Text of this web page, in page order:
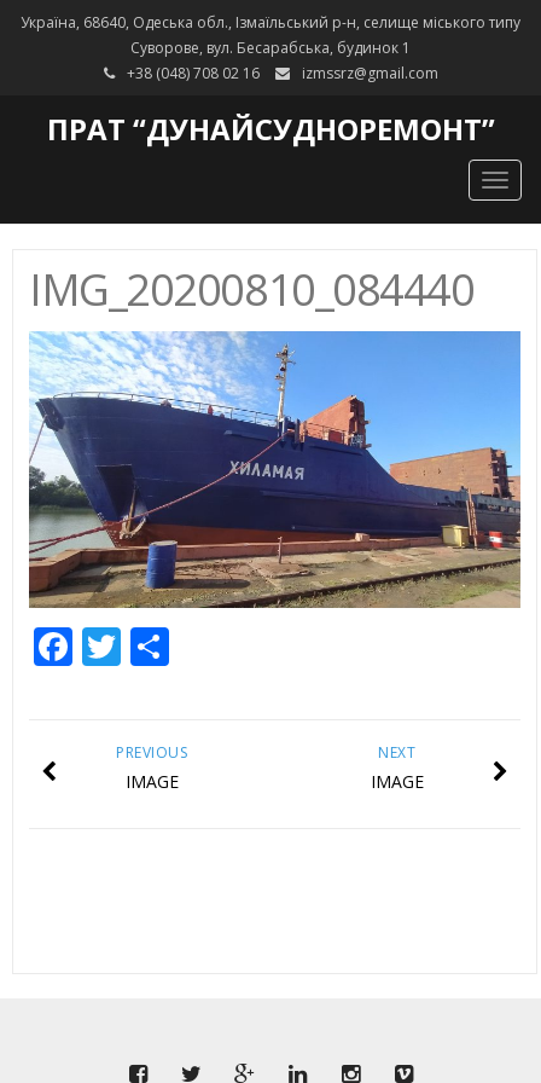
Україна, 68640, Одеська обл., Ізмаїльський р-н, селище міського типу
Суворове, вул. Бесарабська, будинок 1
+38 (048) 708 02 16
izmssrz@gmail.com
ПРАТ “ДУНАЙСУДНОРЕМОНТ”
IMG_20200810_084440
Facebook
Twitter
Share
NEXT
IMAGE
PREVIOUS
IMAGE